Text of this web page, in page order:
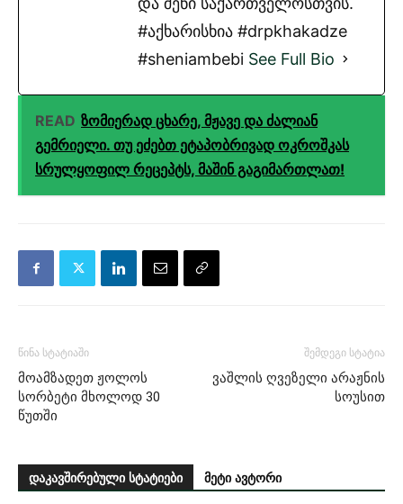
#აქხარისხია #drpkhakadze
#sheniambebi See Full Bio
READ ზომიერად ცხარე, მჟავე და ძალიან
გემრიელი. თუ ეძებთ ეტაპობრივად ოკროშკას
სრულყოფილ რეცეპტს, მაშინ გაგიმართლათ!
წინა სტატიაში
მოამზადეთ ჟოლოს
სორბეტი მხოლოდ 30
წუთში
შემდეგი სტატია
ვაშლის ღვეზელი არაჟნის
სოუსით
დაკავშირებული სტატიები მეტი ავტორი